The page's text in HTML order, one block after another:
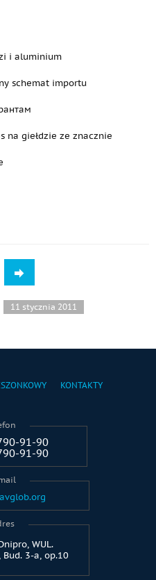
i aluminium
schemat importu
na giełdzie ze znacznie
11 stycznia 2011
KONTAKTY
91-90
91-90
WUL.
3-a, op.10